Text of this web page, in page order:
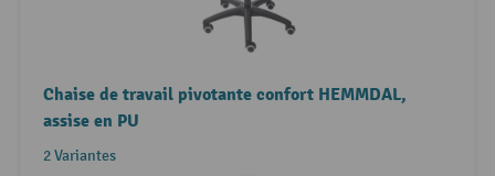
Chaise de travail pivotante confort HEMMDAL,
assise en PU
2 Variantes